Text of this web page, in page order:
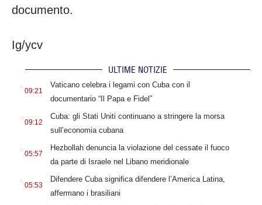
documento.
Ig/ycv
ULTIME NOTIZIE
09:21
Vaticano celebra i legami con Cuba con il
documentario “Il Papa e Fidel”
09:12
Cuba: gli Stati Uniti continuano a stringere la morsa
sull’economia cubana
05:57
Hezbollah denuncia la violazione del cessate il fuoco
da parte di Israele nel Libano meridionale
05:53
Difendere Cuba significa difendere l’America Latina,
affermano i brasiliani